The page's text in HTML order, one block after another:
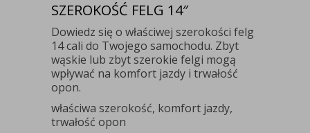
SZEROKOŚĆ FELG 14″
Dowiedz się o właściwej szerokości felg
14 cali do Twojego samochodu. Zbyt
wąskie lub zbyt szerokie felgi mogą
wpływać na komfort jazdy i trwałość
opon.
właściwa szerokość, komfort jazdy,
trwałość opon